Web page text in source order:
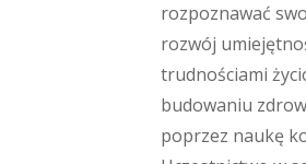
rozpoznawać
rozwój
trudnościami
budowaniu
poprzez naukę